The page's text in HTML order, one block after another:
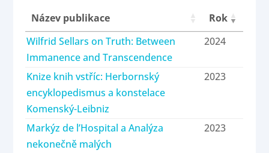
Název publikace
Rok
Wilfrid Sellars on Truth: Between
Immanence and Transcendence
2024
Knize knih vstříc: Herbornský
encyklopedismus a konstelace
Komenský-Leibniz
2023
Markýz de l’Hospital a Analýza
nekonečně malých
2023